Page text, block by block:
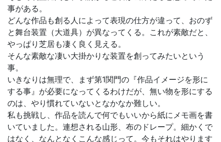
事がある。
どんな作品も創る人によって表現の仕方が違って、おのず
と舞台装置（大道具）が異なってくる。これが素敵だと、
やっぱり芝居も凄く良く見える。
そんな素敵な凄い大掛かりな装置を創ってみたいという
事。
いきなりは無理で、まず第1関門の『作品イメージを形に
する事』が必要になってくるわけだが、無い物を形にする
のは、やり慣れていないとなかなか難しい。
私も挑戦し、作品を読んで何でもいいから紙にメモ画を書
いていました。連想される山形、布のドレープ。細かくで
はなく、なんとなくこんな感じって。今もそれはやります